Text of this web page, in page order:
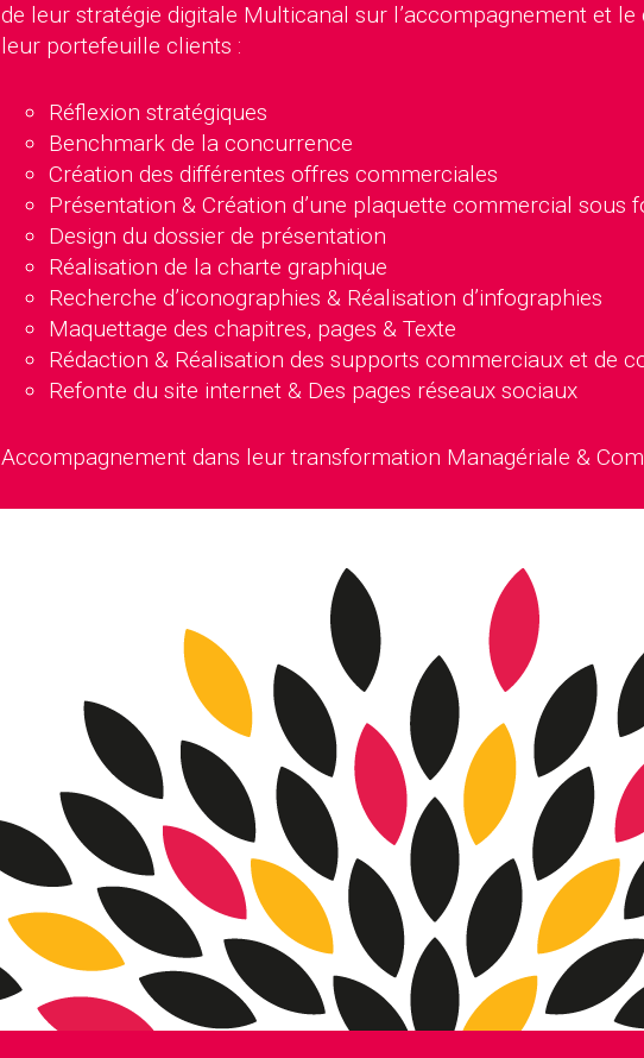
de leur stratégie digitale Multicanal sur l’accompagnement et le
leur portefeuille clients :
Réflexion stratégiques
Benchmark de la concurrence
Création des différentes offres commerciales
Présentation & Création d’une plaquette commercial sous
Design du dossier de présentation
Réalisation de la charte graphique
Recherche d’iconographies & Réalisation d’infographies
Maquettage des chapitres, pages & Texte
Rédaction & Réalisation des supports commerciaux et de
Refonte du site internet & Des pages réseaux sociaux
Accompagnement dans leur transformation Managériale &